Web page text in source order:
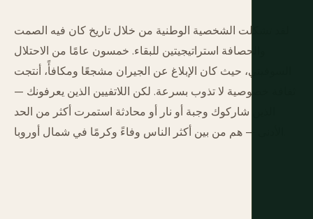
لقد تشكلت الشخصية الوطنية من خلال تاريخ كان فيه الصمت
والحصافة استراتيجيتين للبقاء. خمسون عامًا من الاحتلال
السوفيتي، حيث كان الإبلاغ عن الجيران مشجعًا ومكافأً، أنتجت
ثقافة خصوصية لا تذوب بسرعة. لكن اللاتفيين الذين يعرفونك —
الذين شاركوك وجبة أو نار أو محادثة استمرت أكثر من الحد